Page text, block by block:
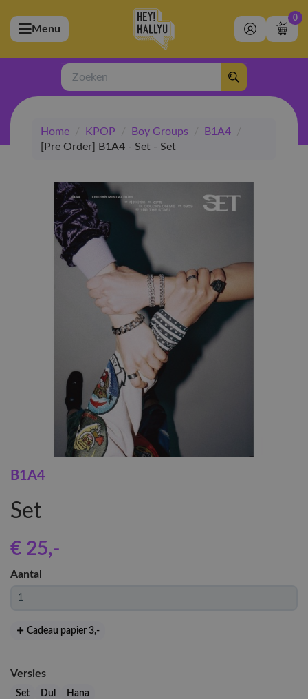
(Artiesten)
(Merchandise)
(Exclusive)
(Winkel)
Menu
0
Zoeken
Home / KPOP / Boy Groups / B1A4
/
[Pre Order] B1A4 - Set - Set
B1A4
Set
€ 25,-
Aantal
Cadeau papier 3,-
Versies
Set Dul Hana